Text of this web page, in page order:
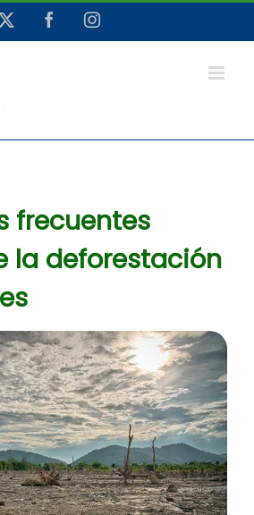
FacebookInstagram
frecuentes
la deforestación